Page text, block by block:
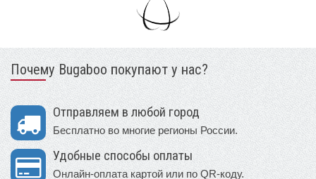
Почему Bugaboo покупают у нас?
Отправляем в любой город
Бесплатно во многие регионы России.
Удобные способы оплаты
Онлайн-оплата картой или по QR-коду.